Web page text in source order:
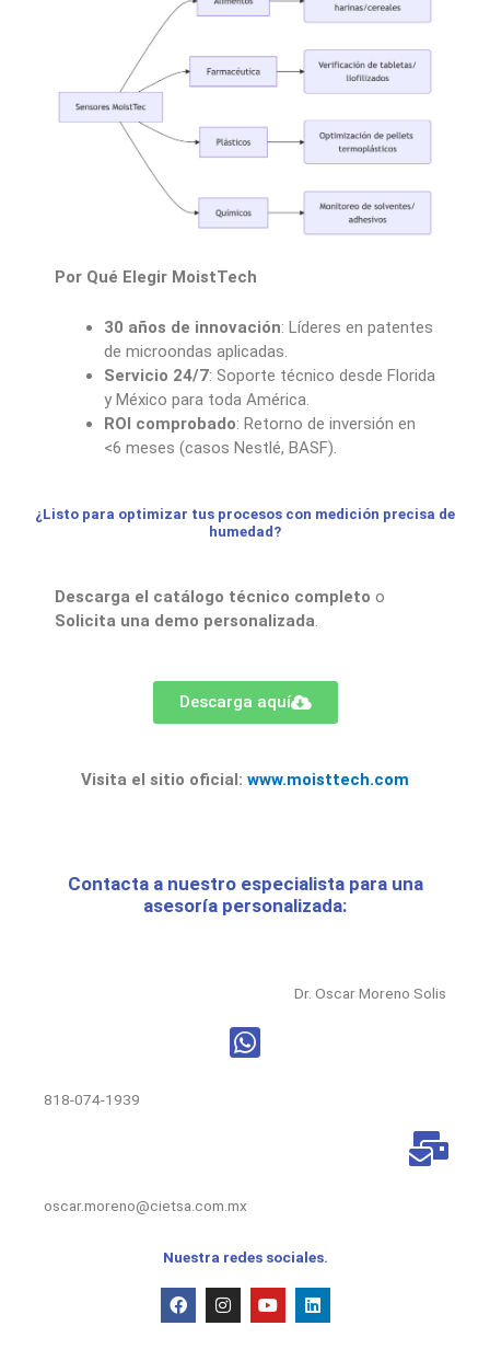
Por Qué Elegir MoistTech
30 años de innovación: Líderes en patentes
de microondas aplicadas.
Servicio 24/7: Soporte técnico desde Florida
y México para toda América.
ROI comprobado: Retorno de inversión en
<6 meses (casos Nestlé, BASF).
¿Listo para optimizar tus procesos con medición precisa de
humedad?
Descarga el catálogo técnico completo o
Solicita una demo personalizada.
Descarga aquí
Visita el sitio oficial: www.moisttech.com
Contacta a nuestro especialista para una
asesoría personalizada:
Dr. Oscar Moreno Solis
818-074-1939
oscar.moreno@cietsa.com.mx
Nuestra redes sociales.
F
a
I
n
Y
o
L
i